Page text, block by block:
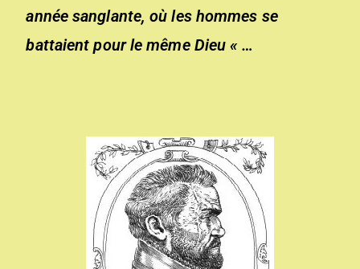
année sanglante, où les hommes se
battaient pour le même Dieu « …